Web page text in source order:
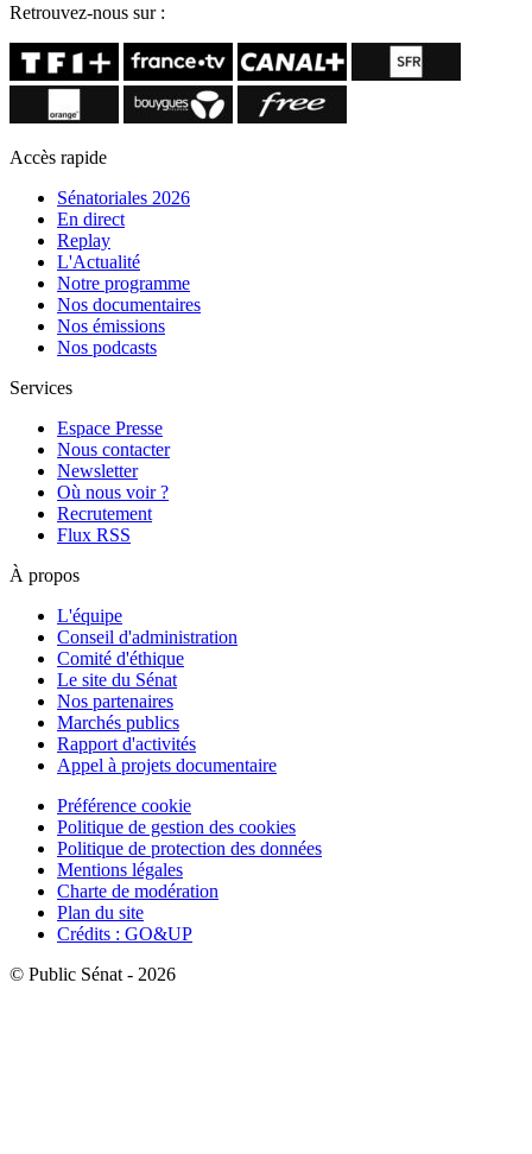
Retrouvez-nous sur :
Accès rapide
Sénatoriales 2026
En direct
Replay
L'Actualité
Notre programme
Nos documentaires
Nos émissions
Nos podcasts
Services
Espace Presse
Nous contacter
Newsletter
Où nous voir ?
Recrutement
Flux RSS
À propos
L'équipe
Conseil d'administration
Comité d'éthique
Le site du Sénat
Nos partenaires
Marchés publics
Rapport d'activités
Appel à projets documentaire
Préférence cookie
Politique de gestion des cookies
Politique de protection des données
Mentions légales
Charte de modération
Plan du site
Crédits : GO&UP
© Public Sénat - 2026